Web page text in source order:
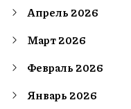
Апрель 2026
Март 2026
Февраль 2026
Январь 2026